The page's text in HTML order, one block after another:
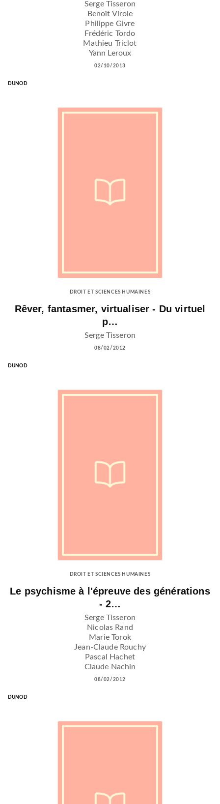
Serge Tisseron
Benoît Virole
Philippe Givre
Frédéric Tordo
Mathieu Triclot
Yann Leroux
02/10/2013
DUNOD
DROIT ET SCIENCES HUMAINES
Rêver, fantasmer, virtualiser - Du virtuel
p…
Serge Tisseron
08/02/2012
DUNOD
DROIT ET SCIENCES HUMAINES
Le psychisme à l'épreuve des générations
- 2…
Serge Tisseron
Nicolas Rand
Marie Torok
Jean-Claude Rouchy
Pascal Hachet
Claude Nachin
08/02/2012
DUNOD